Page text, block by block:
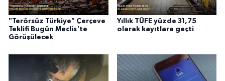
"Terörsüz Türkiye" Çerçeve
Teklifi Bugün Meclis'te
Görüşülecek
Yıllık TÜFE yüzde 31,75
olarak kayıtlara geçti